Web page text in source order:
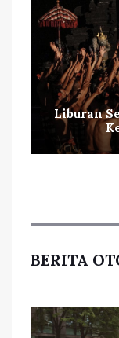
Liburan
BERITA